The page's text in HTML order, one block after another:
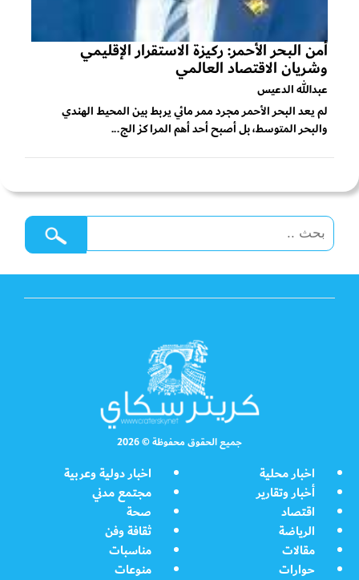
أمن البحر الأحمر: ركيزة الاستقرار الإقليمي
وشريان الاقتصاد العالمي
عبدالله الدعيس
لم يعد البحر الأحمر مجرد ممر مائي يربط بين المحيط الهندي
والبحر المتوسط، بل أصبح أحد أهم المراكز الج...
جميع الحقوق محفوظة © 2026
اخبار محلية
اخبار دولية وعربية
أخبار وتقارير
مجتمع مدني
اقتصاد
صحة
الرياضة
ثقافة وفن
مقالات
مناسبات
حوارات
منوعات